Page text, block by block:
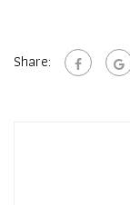
Share: